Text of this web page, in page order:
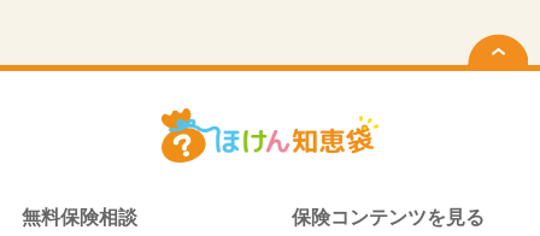
無料保険相談 保険コンテンツを見る